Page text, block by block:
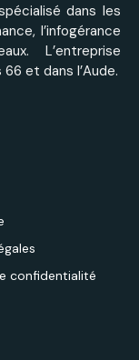
dans les
l’infogérance
L’entreprise
et dans l’Aude.
confidentialité